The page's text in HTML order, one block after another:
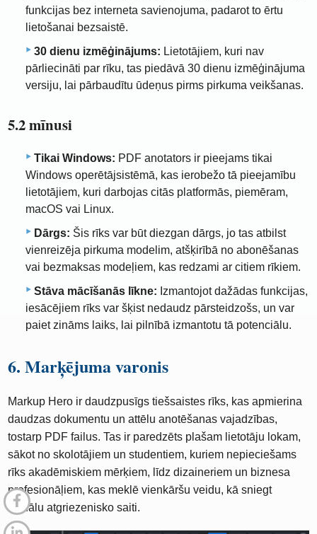
funkcijas bez interneta savienojuma, padarot to ērtu
lietošanai bezsaistē.
30 dienu izmēģinājums: Lietotājiem, kuri nav
pārliecināti par rīku, tas piedāvā 30 dienu izmēģinājuma
versiju, lai pārbaudītu ūdeņus pirms pirkuma veikšanas.
5.2 mīnusi
Tikai Windows: PDF anotators ir pieejams tikai
Windows operētājsistēmā, kas ierobežo tā pieejamību
lietotājiem, kuri darbojas citās platformās, piemēram,
macOS vai Linux.
Dārgs: Šis rīks var būt diezgan dārgs, jo tas atbilst
vienreizēja pirkuma modelim, atšķirībā no abonēšanas
vai bezmaksas modeļiem, kas redzami ar citiem rīkiem.
Stāva mācīšanās līkne: Izmantojot dažādas funkcijas,
iesācējiem rīks var šķist nedaudz pārsteidzošs, un var
paiet zināms laiks, lai pilnībā izmantotu tā potenciālu.
6. Marķējuma varonis
Markup Hero ir daudzpusīgs tiešsaistes rīks, kas apmierina
daudzas dokumentu un attēlu anotēšanas vajadzības,
tostarp PDF failus. Tas ir paredzēts plašam lietotāju lokam,
sākot no skolotājiem un studentiem, kuriem nepieciešams
rīks akadēmiskiem mērķiem, līdz dizaineriem un biznesa
profesionāļiem, kas meklē vienkāršu veidu, kā sniegt
vizuālu atgriezenisko saiti.